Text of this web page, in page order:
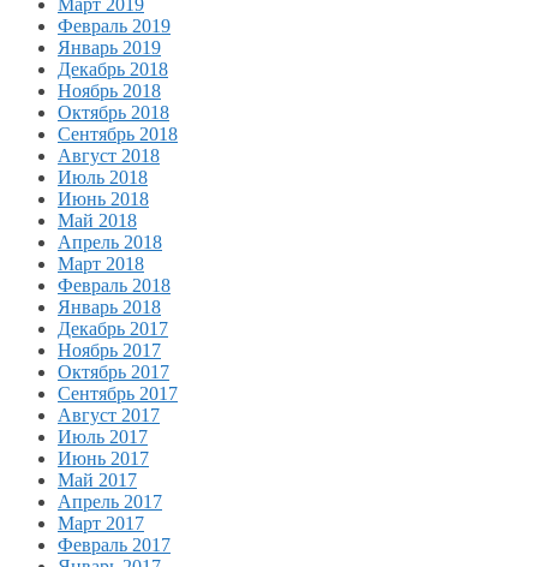
Март 2019
Февраль 2019
Январь 2019
Декабрь 2018
Ноябрь 2018
Октябрь 2018
Сентябрь 2018
Август 2018
Июль 2018
Июнь 2018
Май 2018
Апрель 2018
Март 2018
Февраль 2018
Январь 2018
Декабрь 2017
Ноябрь 2017
Октябрь 2017
Сентябрь 2017
Август 2017
Июль 2017
Июнь 2017
Май 2017
Апрель 2017
Март 2017
Февраль 2017